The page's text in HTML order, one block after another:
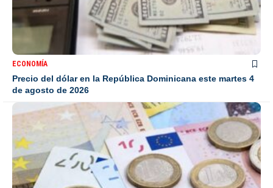
ECONOMÍA
Precio del dólar en la República Dominicana este martes 4
de agosto de 2026